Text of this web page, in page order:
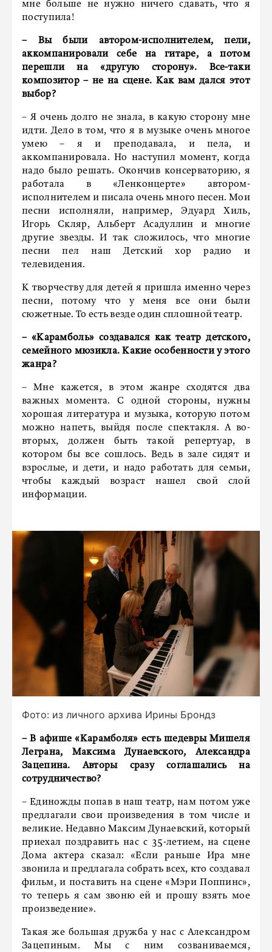
мне больше не нужно ничего сдавать, что я
поступила!
– Вы были автором-исполнителем, пели,
аккомпанировали себе на гитаре, а потом
перешли на «другую сторону». Все-таки
композитор – не на сцене. Как вам дался этот
выбор?
– Я очень долго не знала, в какую сторону мне
идти. Дело в том, что я в музыке очень многое
умею – я и преподавала, и пела, и
аккомпанировала. Но наступил момент, когда
надо было решать. Окончив консерваторию, я
работала в «Ленконцерте» автором-
исполнителем и писала очень много песен. Мои
песни исполняли, например, Эдуард Хиль,
Игорь Скляр, Альберт Асадуллин и многие
другие звезды. И так сложилось, что многие
песни пел наш Детский хор радио и
телевидения.
К творчеству для детей я пришла именно через
песни, потому что у меня все они были
сюжетные. То есть везде один сплошной театр.
– «Карамболь» создавался как театр детского,
семейного мюзикла. Какие особенности у этого
жанра?
– Мне кажется, в этом жанре сходятся два
важных момента. С одной стороны, нужны
хорошая литература и музыка, которую потом
можно напеть, выйдя после спектакля. А во-
вторых, должен быть такой репертуар, в
котором бы все сошлось. Ведь в зале сидят и
взрослые, и дети, и надо работать для семьи,
чтобы каждый возраст нашел свой слой
информации.
Фото: из личного архива Ирины Брондз
– В афише «Карамболя» есть шедевры Мишеля
Леграна, Максима Дунаевского, Александра
Зацепина. Авторы сразу соглашались на
сотрудничество?
– Единожды попав в наш театр, нам потом уже
предлагали свои произведения в том числе и
великие. Недавно Максим Дунаевский, который
приехал поздравить нас с 35-летием, на сцене
Дома актера сказал: «Если раньше Ира мне
звонила и предлагала собрать всех, кто создавал
фильм, и поставить на сцене «Мэри Поппинс»,
то теперь я сам звоню ей и прошу взять мое
произведение».
Такая же большая дружба у нас с Александром
Зацепиным. Мы с ним созваниваемся,